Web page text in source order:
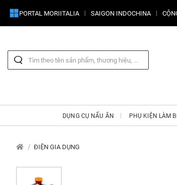
PORTAL MORIITALIA SAIGON INDOCHINA
DỤNG CỤ NẤU ĂN PHỤ KIỆN LÀM
ĐIỆN GIA DỤNG